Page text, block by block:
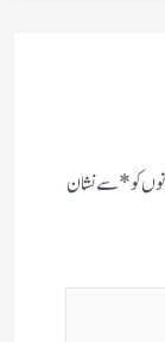
کو*سے نشان